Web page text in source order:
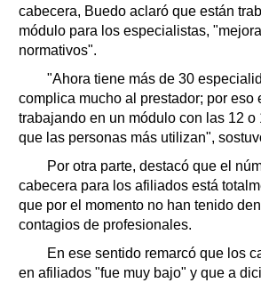
cabecera, Buedo aclaró que están
módulo para los especialistas,
normativos".
"Ahora tiene más de 30
complica mucho al prestador; por eso
trabajando en un módulo con las 12
que las personas más utilizan",
Por otra parte, destacó que el
cabecera para los afiliados está
que por el momento no han tenido
contagios de profesionales.
En ese sentido remarcó que los
en afiliados "fue muy bajo" y que a